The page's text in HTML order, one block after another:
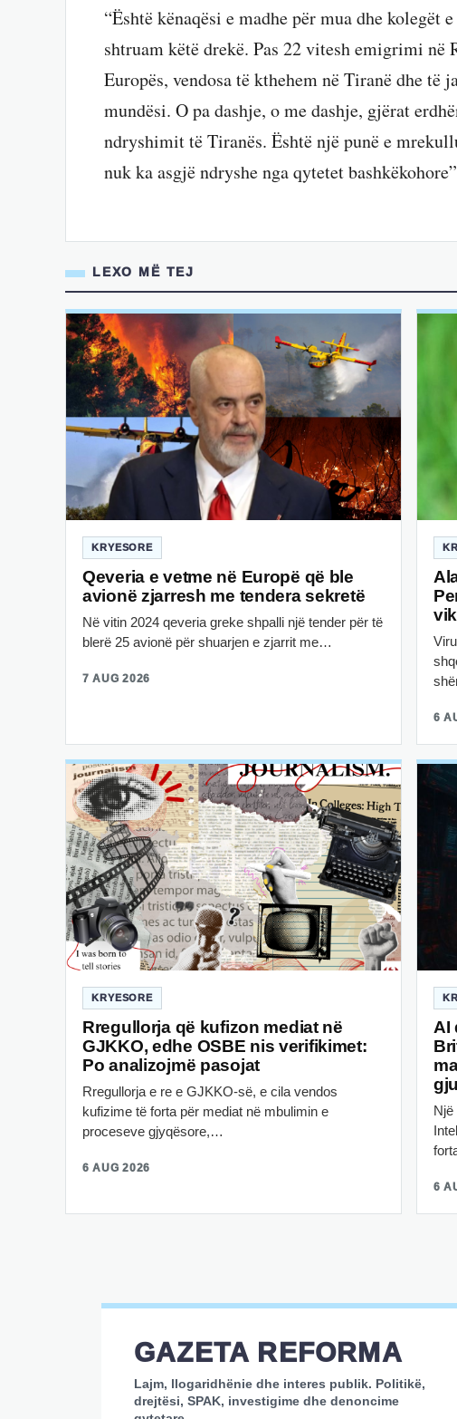
“Është kënaqësi e madhe për mua dhe
shtruam këtë drekë. Pas 22 vitesh emigrimi në
Europës, vendosa të kthehem në Tiranë dhe të
mundësi. O pa dashje, o me dashje, gjërat
ndryshimit të Tiranës. Është një punë e
nuk ka asgjë ndryshe nga qytetet
LEXO MË TEJ
KRYESORE
Qeveria e vetme në Europë që ble
avionë zjarresh me tendera sekretë
Në vitin 2024 qeveria greke shpalli një tender për të
blerë 25 avionë për shuarjen e zjarrit me…
7 AUG 2026
6
KRYESORE
Rregullorja që kufizon mediat në
GJKKO, edhe OSBE nis verifikimet:
Po analizojmë pasojat
Rregullorja e re e GJKKO-së, e cila vendos
kufizime të forta për mediat në mbulimin e
proceseve gjyqësore,…
6 AUG 2026
AI
Një
6
GAZETA REFORMA
Lajm, llogaridhënie dhe interes publik. Politikë,
drejtësi, SPAK, investigime dhe denoncime